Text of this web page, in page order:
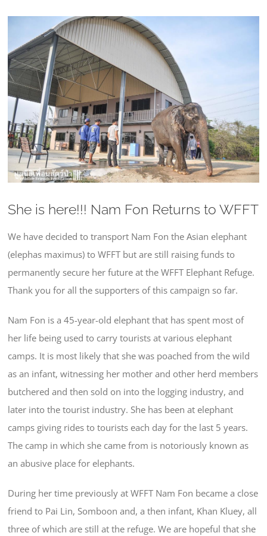
Larger
Image
She is here!!! Nam Fon Returns to WFFT
We have decided to transport Nam Fon the Asian elephant
(elephas maximus) to WFFT but are still raising funds to
permanently secure her future at the WFFT Elephant Refuge.
Thank you for all the supporters of this campaign so far.
Nam Fon is a 45-year-old elephant that has spent most of
her life being used to carry tourists at various elephant
camps. It is most likely that she was poached from the wild
as an infant, witnessing her mother and other herd members
butchered and then sold on into the logging industry, and
later into the tourist industry. She has been at elephant
camps giving rides to tourists each day for the last 5 years.
The camp in which she came from is notoriously known as
an abusive place for elephants.
During her time previously at WFFT Nam Fon became a close
friend to Pai Lin, Somboon and, a then infant, Khan Kluey, all
three of which are still at the refuge. We are hopeful that she